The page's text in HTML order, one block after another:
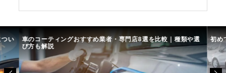
い 車のコーティングおすすめ業者・専門店8選を比較｜種類や選
び方も解説
初め